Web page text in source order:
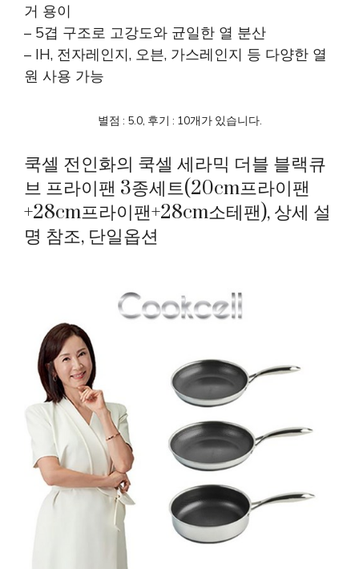
거 용이
– 5겹 구조로 고강도와 균일한 열 분산
– IH, 전자레인지, 오븐, 가스레인지 등 다양한 열
원 사용 가능
별점 : 5.0, 후기 : 10개가 있습니다.
쿡셀 전인화의 쿡셀 세라믹 더블 블랙큐
브 프라이팬 3종세트(20cm프라이팬
+28cm프라이팬+28cm소테팬), 상세 설
명 참조, 단일옵션